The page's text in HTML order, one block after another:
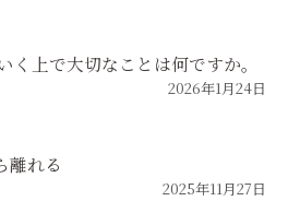
く上で大切なことは何ですか。
2026年1月24日
離れる
2025年11月27日